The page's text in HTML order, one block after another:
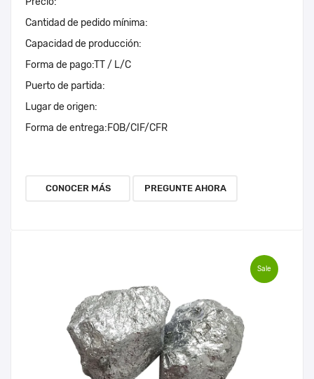
Cantidad de pedido mínima:
Capacidad de producción:
Forma de pago:TT / L/C
Puerto de partida:
Lugar de origen:
Forma de entrega:FOB/CIF/CFR
CONOCER MÁS PREGUNTE AHORA
Sale